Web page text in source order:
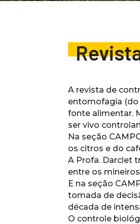
A revista de
entomofagia (do
fonte alimentar.
ser vivo
Na seção
os citros e do
A Profa. Darclet
entre os
E na seção
tomada de
década de
O controle